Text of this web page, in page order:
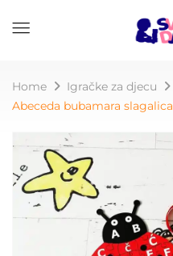
Home Igračke za djecu
Abeceda bubamara slagalica